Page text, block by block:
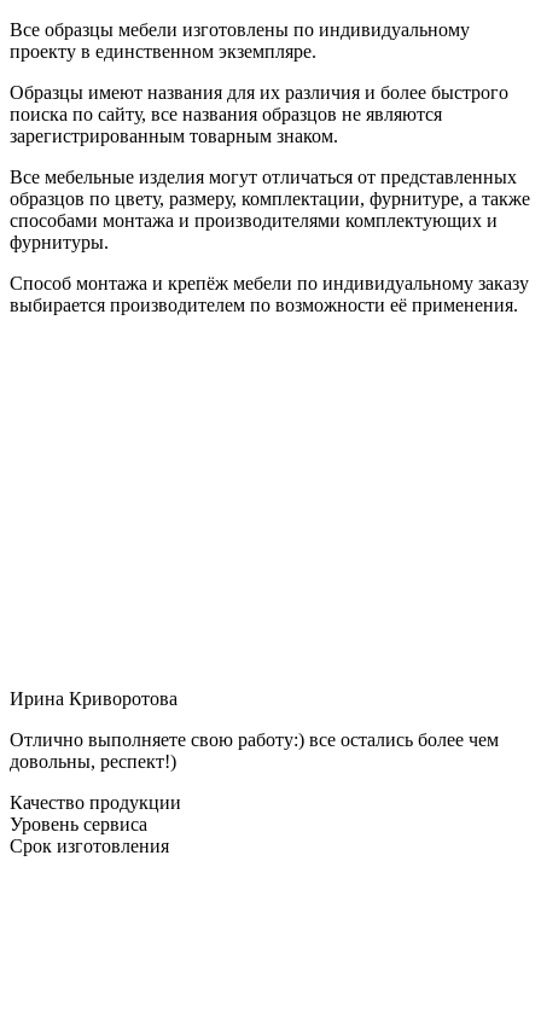
Все образцы мебели изготовлены по индивидуальному
проекту в единственном экземпляре.
Образцы имеют названия для их различия и более быстрого
поиска по сайту, все названия образцов не являются
зарегистрированным товарным знаком.
Все мебельные изделия могут отличаться от представленных
образцов по цвету, размеру, комплектации, фурнитуре, а также
способами монтажа и производителями комплектующих и
фурнитуры.
Способ монтажа и крепёж мебели по индивидуальному заказу
выбирается производителем по возможности её применения.
Ирина Криворотова
Отлично выполняете свою работу:) все остались более чем
довольны, респект!)
Качество продукции
Уровень сервиса
Срок изготовления